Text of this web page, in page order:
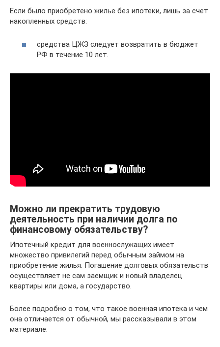
Если было приобретено жилье без ипотеки, лишь за счет
накопленных средств:
средства ЦЖЗ следует возвратить в бюджет
РФ в течение 10 лет.
Можно ли прекратить трудовую
деятельность при наличии долга по
финансовому обязательству?
Ипотечный кредит для военнослужащих имеет
множество привилегий перед обычным займом на
приобретение жилья. Погашение долговых обязательств
осуществляет не сам заемщик и новый владелец
квартиры или дома, а государство.
Более подробно о том, что такое военная ипотека и чем
она отличается от обычной, мы рассказывали в этом
материале.